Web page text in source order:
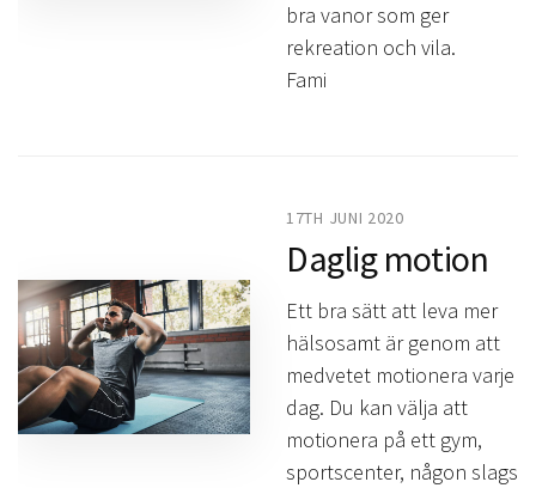
bra vanor som ger
rekreation och vila.
Fami
17TH JUNI 2020
Daglig motion
Ett bra sätt att leva mer
hälsosamt är genom att
medvetet motionera varje
dag. Du kan välja att
motionera på ett gym,
sportscenter, någon slags